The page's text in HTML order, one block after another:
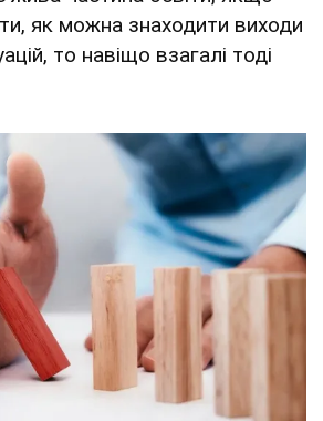
як можна знаходити виходи
то навіщо взагалі тоді